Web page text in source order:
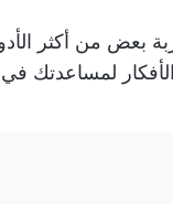
بعض من أكثر